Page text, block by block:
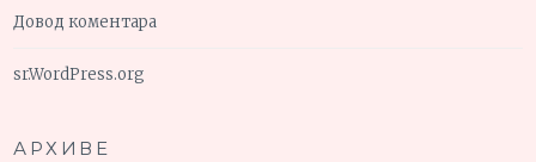
Довод коментара
sr.WordPress.org
АРХИВЕ